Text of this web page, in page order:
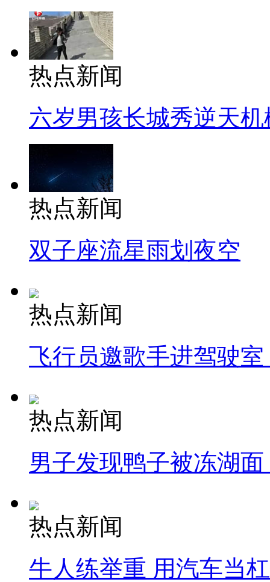
热点新闻
六岁男孩长城秀逆天机
热点新闻
双子座流星雨划夜空
热点新闻
飞行员邀歌手进驾驶
热点新闻
男子发现鸭子被冻湖
热点新闻
牛人练举重 用汽车当